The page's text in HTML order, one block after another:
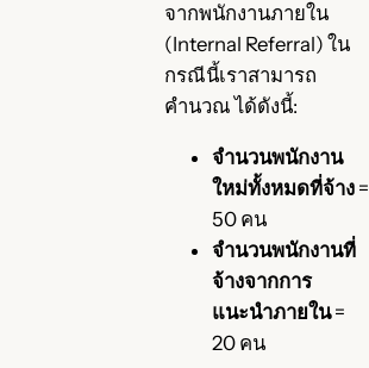
จากพนักงานภายใน
(Internal Referral) ใน
กรณีนี้เราสามารถ
คำนวณ ได้ดังนี้:
จำนวนพนักงาน
ใหม่ทั้งหมดที่จ้าง=
50 คน
จำนวนพนักงานที่
จ้างจากการ
แนะนำภายใน=
20 คน